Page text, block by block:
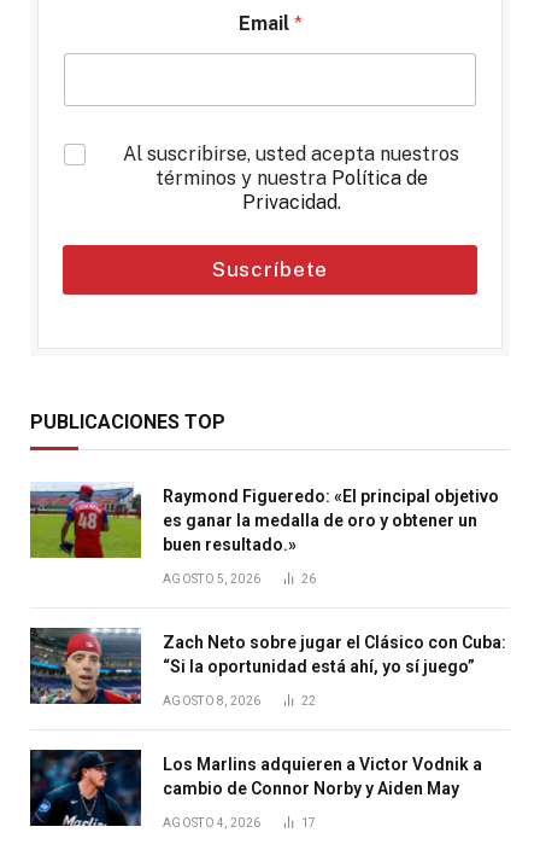
Email *
*
Al suscribirse, usted acepta nuestros
términos y nuestra Política de
Privacidad.
Suscríbete
PUBLICACIONES TOP
Raymond Figueredo: «El principal objetivo
es ganar la medalla de oro y obtener un
buen resultado.»
AGOSTO 5, 2026 26
Zach Neto sobre jugar el Clásico con Cuba:
“Si la oportunidad está ahí, yo sí juego”
AGOSTO 8, 2026 22
Los Marlins adquieren a Victor Vodnik a
cambio de Connor Norby y Aiden May
AGOSTO 4, 2026 17